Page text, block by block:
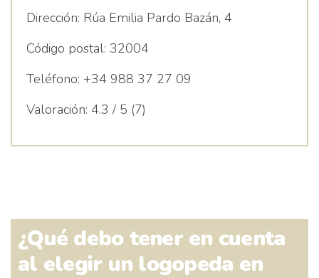
Dirección: Rúa Emilia Pardo Bazán, 4
Código postal: 32004
Teléfono: +34 988 37 27 09
Valoración: 4.3 / 5 (7)
¿Qué debo tener en cuenta
al elegir un logopeda en